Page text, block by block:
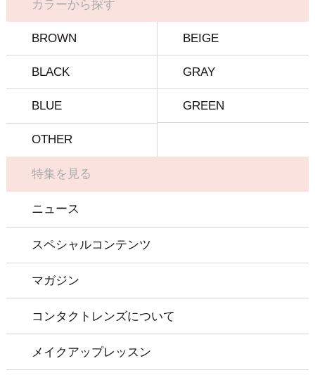
カラーから探す
BROWN BEIGE
BLACK GRAY
BLUE GREEN
OTHER
特集を見る
ニュース
スペシャルコンテンツ
マガジン
コンタクトレンズについて
メイクアップレッスン